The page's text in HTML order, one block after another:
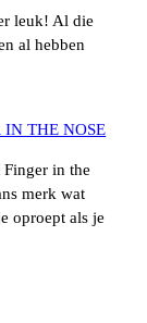
leuk! Al die
al hebben
THE NOSE
Finger in the
merk wat
oproept als je